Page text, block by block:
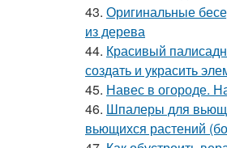
43. Оригинальные
из дерева
44. Красивый
создать и украсить
45. Навес в огороде.
46. Шпалеры для
вьющихся растений